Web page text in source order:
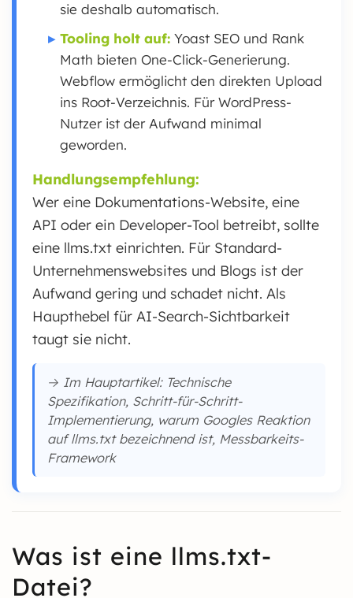
sie deshalb automatisch.
Tooling holt auf: Yoast SEO und Rank
Math bieten One-Click-Generierung.
Webflow ermöglicht den direkten Upload
ins Root-Verzeichnis. Für WordPress-
Nutzer ist der Aufwand minimal
geworden.
Handlungsempfehlung:
Wer eine Dokumentations-Website, eine
API oder ein Developer-Tool betreibt, sollte
eine llms.txt einrichten. Für Standard-
Unternehmenswebsites und Blogs ist der
Aufwand gering und schadet nicht. Als
Haupthebel für AI-Search-Sichtbarkeit
taugt sie nicht.
→ Im Hauptartikel: Technische
Spezifikation, Schritt-für-Schritt-
Implementierung, warum Googles Reaktion
auf llms.txt bezeichnend ist, Messbarkeits-
Framework
Was ist eine llms.txt-
Datei?